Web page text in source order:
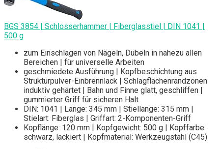
BGS 3854 | Schlosserhammer | Fiberglasstiel | DIN 1041 |
500 g
zum Einschlagen von Nägeln, Dübeln in nahezu allen
Bereichen | für universelle Arbeiten
geschmiedete Ausführung | Kopfbeschichtung aus
Strukturpulver-Einbrennlack | Schlagflächenrandzonen
induktiv gehärtet | Bahn und Finne glatt, geschliffen |
gummierter Griff für sicheren Halt
DIN: 1041 | Länge: 345 mm | Stiellänge: 315 mm |
Stielart: Fiberglas | Griffart: 2-Komponenten-Griff
Kopflänge: 120 mm | Kopfgewicht: 500 g | Kopffarbe:
schwarz, lackiert | Kopfmaterial: Werkzeugstahl (C45)